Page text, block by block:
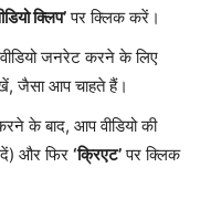
क्लिप’पर क्लिक करें।
जनरेट करने के लिए
जैसा आप चाहते हैं।
के बाद, आप वीडियो की
दें) और फिर ‘क्रिएट’पर क्लिक